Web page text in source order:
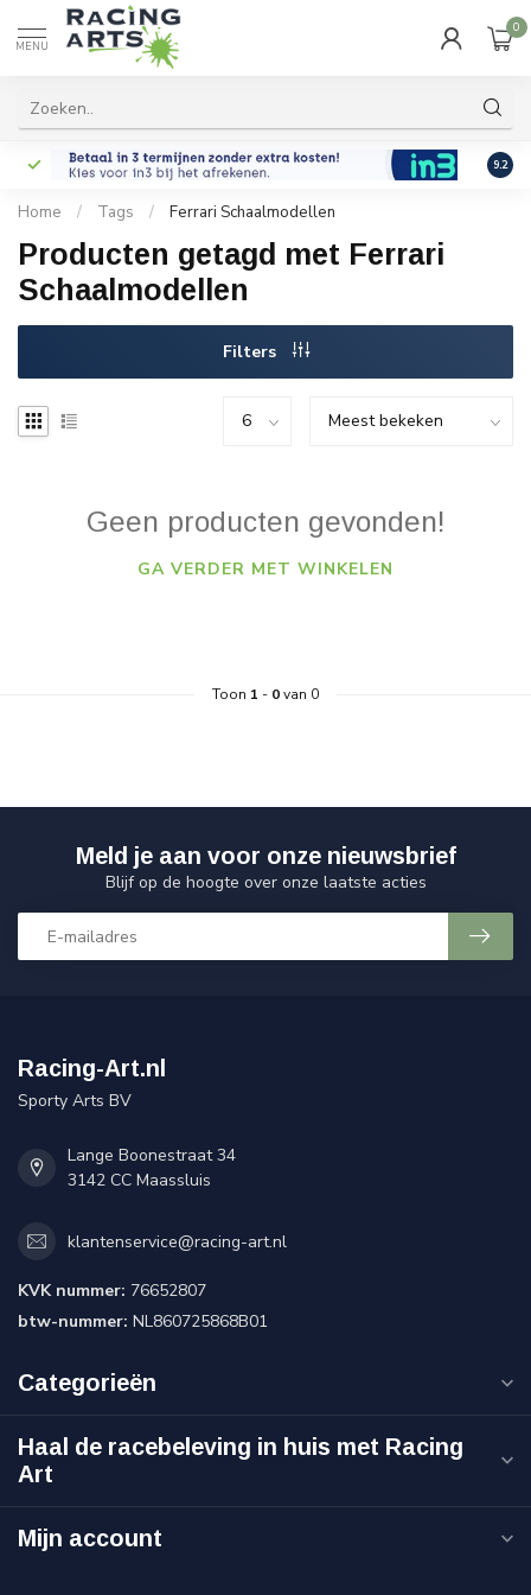
MENU
0
9.2
Home / Tags / Ferrari Schaalmodellen
Producten getagd met Ferrari
Schaalmodellen
Filters
Geen producten gevonden!
GA VERDER MET WINKELEN
Toon 1 - 0van 0
Meld je aan voor onze nieuwsbrief
Blijf op de hoogte over onze laatste acties
Racing-Art.nl
Sporty Arts BV
Lange Boonestraat 34
3142 CC Maassluis
klantenservice@racing-art.nl
KVK nummer: 76652807
btw-nummer: NL860725868B01
Categorieën
Haal de racebeleving in huis met Racing
Art
Mijn account